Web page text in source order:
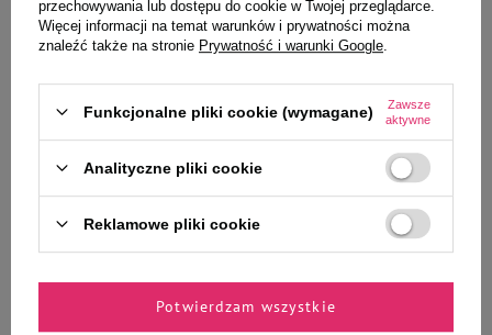
psów do grubej i szorstkiej
sierści 250 ml
29,99 zł 119,96 zł / l
- +
Do koszyka
dla małych psów i kotów S
23,99 zł
Do koszyka
przechowywania lub dostępu do cookie w Twojej przeglądarce.
Więcej informacji na temat warunków i prywatności można
znaleźć także na stronie Prywatność i warunki Google
Funkcjonalne pliki cookie (wymagane)
Zawsze
aktywne
Analityczne pliki cookie
Reklamowe pliki cookie
Potwierdzam wszystkie